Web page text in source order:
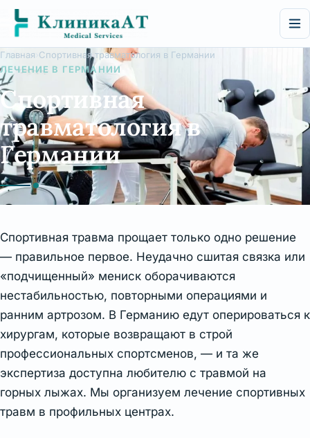
Перейти
содержимому
Главная Спортивная травматология в Германии
ЛЕЧЕНИЕ В ГЕРМАНИИ
Спортивная
травматология в
Германии
Спортивная травма прощает только одно решение
— правильное первое. Неудачно сшитая связка или
«подчищенный» мениск оборачиваются
нестабильностью, повторными операциями и
ранним артрозом. В Германию едут оперироваться к
хирургам, которые возвращают в строй
профессиональных спортсменов, — и та же
экспертиза доступна любителю с травмой на
горных лыжах. Мы организуем лечение спортивных
травм в профильных центрах.